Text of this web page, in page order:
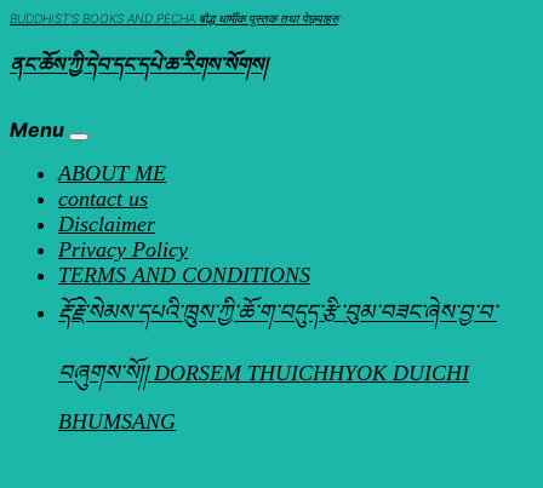
Skip
content
BUDDHIST'S BOOKS AND PECHA बौद्ध धार्मीक पुस्तक तथा पेछ्याहरु
ནང་ཆོས་ཀྱི་དེབ་དང་དཔེ་ཆ་རིགས་སོགས།
Menu
ABOUT ME
contact us
Disclaimer
Privacy Policy
TERMS AND CONDITIONS
རྡོ་རྗེ་སེམས་དཔའི་ཁྲུས་ཀྱི་ཆོ་ག་བདུད་རྩི་བུམ་བཟང་ཞེས་བྱ་བ་
བཞུགས་སོ།། DORSEM THUICHHYOK DUICHI
BHUMSANG